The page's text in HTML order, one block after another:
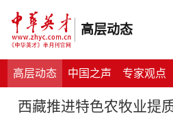
高层动态
高层动态 中国之声 专家观点
西藏推进特色农牧业提